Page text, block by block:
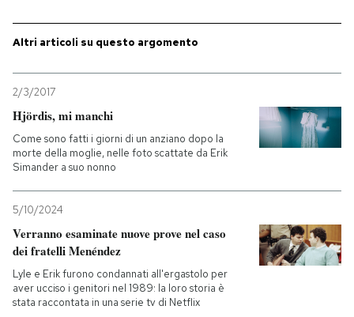
PODCAST
I MIEI PREFERITI
SHOP
CALENDARIO
AREA PERSONALE
Altri articoli su questo argomento
2/3/2017
Hjördis, mi manchi
Come sono fatti i giorni di un anziano dopo la
morte della moglie, nelle foto scattate da Erik
Simander a suo nonno
5/10/2024
Verranno esaminate nuove prove nel caso
dei fratelli Menéndez
Lyle e Erik furono condannati all'ergastolo per
aver ucciso i genitori nel 1989: la loro storia è
stata raccontata in una serie tv di Netflix